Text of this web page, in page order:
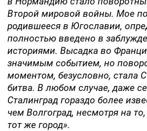
Второй мировой войны. Мое
родившееся в Югославии,
полностью введено в
историями. Высадка во
значимым событием, но
моментом, безусловно, стала
битва. В любом случае, даже
Сталинград гораздо более
чем Волгоград, несмотря на
тот же город».